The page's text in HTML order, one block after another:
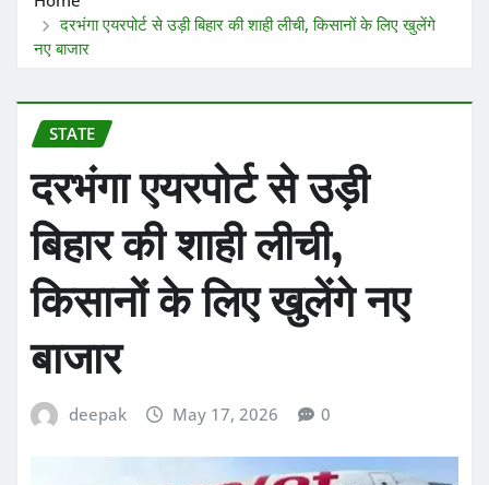
दरभंगा एयरपोर्ट से उड़ी बिहार की शाही लीची, किसानों के लिए खुलेंगे
नए बाजार
STATE
दरभंगा एयरपोर्ट से उड़ी
बिहार की शाही लीची,
किसानों के लिए खुलेंगे नए
बाजार
deepak May 17, 2026 0